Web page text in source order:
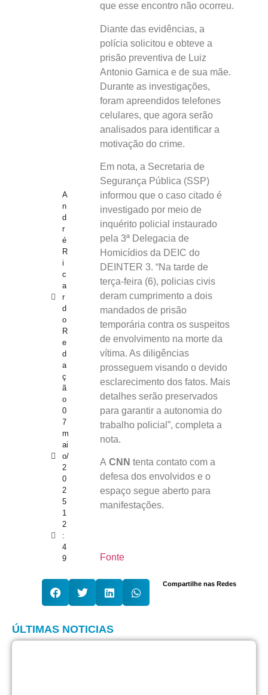
A
n
d
r
é
R
i
c
a
r
d
o
R
e
d
a
ç
ã
o
0
7
m
ai
o/
2
0
2
5
1
2
:
4
9
que esse encontro não ocorreu.
Diante das evidências, a
polícia solicitou e obteve a
prisão preventiva de Luiz
Antonio Garnica e de sua mãe.
Durante as investigações,
foram apreendidos telefones
celulares, que agora serão
analisados para identificar a
motivação do crime.
Em nota, a Secretaria de
Segurança Pública (SSP)
informou que o caso citado é
investigado por meio de
inquérito policial instaurado
pela 3ª Delegacia de
Homicídios da DEIC do
DEINTER 3. “Na tarde de
terça-feira (6), policias civis
deram cumprimento a dois
mandados de prisão
temporária contra os suspeitos
de envolvimento na morte da
vítima. As diligências
prosseguem visando o devido
esclarecimento dos fatos. Mais
detalhes serão preservados
para garantir a autonomia do
trabalho policial”, completa a
nota.
ACNN tenta contato com a
defesa dos envolvidos e o
espaço segue aberto para
manifestações.
Fonte
Compartilhe nas Redes
ÚLTIMAS NOTICIAS